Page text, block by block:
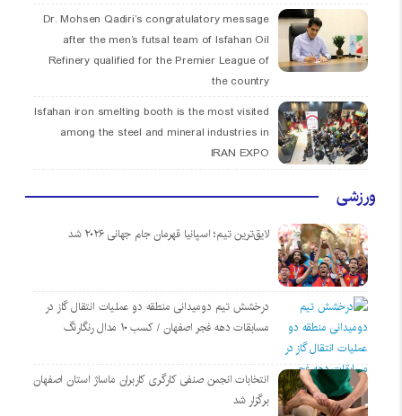
Dr. Mohsen Qadiri’s congratulatory message
after the men’s futsal team of Isfahan Oil
Refinery qualified for the Premier League of
the country
Isfahan iron smelting booth is the most visited
among the steel and mineral industries in
IRAN EXPO
ورزشی
لایق‌ترین تیم؛ اسپانیا قهرمان جام جهانی ۲۰۲۶ شد
درخشش تیم دومیدانی منطقه دو عملیات انتقال گاز در
مسابقات دهه فجر اصفهان / کسب ۱۰ مدال رنگارنگ
انتخابات انجمن صنفی کارگری کاربران ماساژ استان اصفهان
برگزار شد